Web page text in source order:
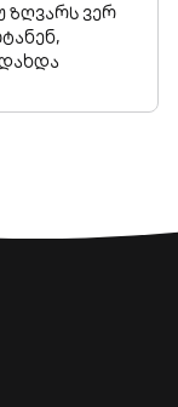
ზღვარს ვერ